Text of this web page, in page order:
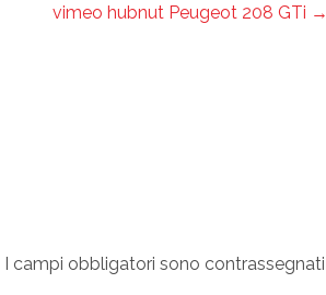
vimeo hubnut Peugeot 208 GTi →
I campi obbligatori sono contrassegnati